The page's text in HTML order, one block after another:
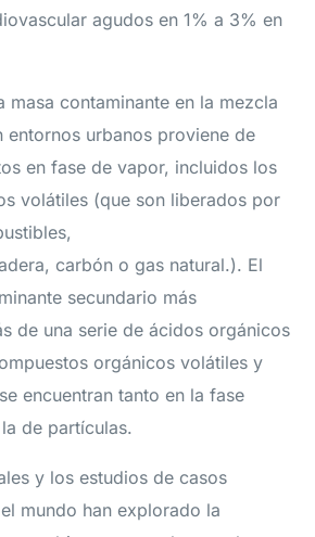
agudos en 1% a 3% en
masa contaminante en la mezcla
entornos urbanos proviene de
en fase de vapor, incluidos los
volátiles (que son liberados por
carbón o gas natural.). El
secundario más
de una serie de ácidos orgánicos
orgánicos volátiles y
encuentran tanto en la fase
de partículas.
y los estudios de casos
mundo han explorado la